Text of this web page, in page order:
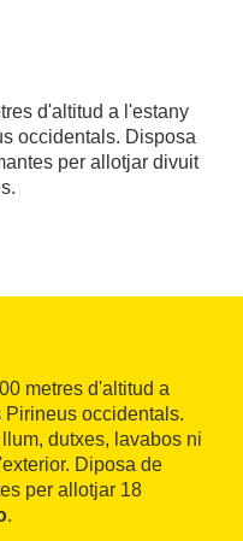
d'altitud a l'estany
occidentals. Disposa
per allotjar divuit
metres d'altitud a
Pirineus occidentals.
dutxes, lavabos ni
Diposa de
per allotjar 18
.